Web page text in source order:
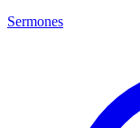
Sermones